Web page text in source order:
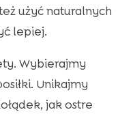
użyć naturalnych
lepiej.
Wybierajmy
Unikajmy
jak ostre